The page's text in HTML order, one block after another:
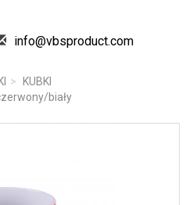
info@vbsproduct.com
KUBKI
biały